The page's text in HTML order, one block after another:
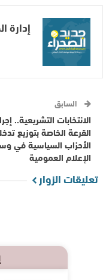
إدارة
السابق
الانتخابات التشريعية..
القرعة الخاصة بتوزيع
الأحزاب السياسية في
الإعلام العمومية
تعليقات الزوار